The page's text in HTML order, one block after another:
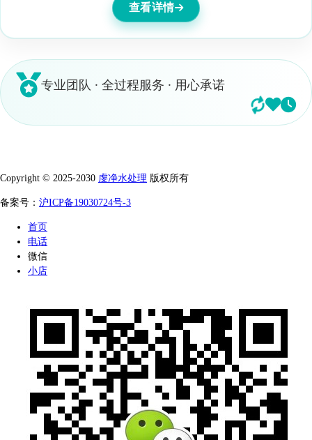
查看详情
专业团队 · 全过程服务 · 用心承诺
Copyright © 2025-2030 虔净水处理 版权所有
备案号： 沪ICP备19030724号-3
首页
电话
微信
小店